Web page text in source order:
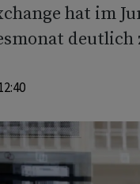
hat im
deutlich